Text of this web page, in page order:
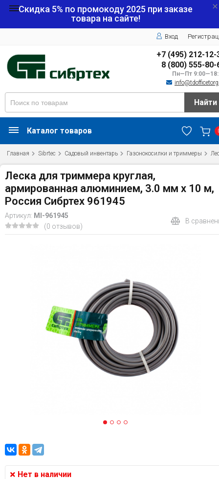
Скидка 5% по промокоду 2025 при заказе
товара на сайте!
Вход
+7 (495) 212-12-
8 (800) 555-80-
Пн—Пт
Найти
Каталог товаров
Главная Sibrtec Садовый инвентарь Газонокосилки и триммеры
Леска для триммера круглая,
армированная алюминием, 3.0 мм х 10 м,
Россия Сибртех 961945
Артикул: MI-961945
(0 отзывов)
В
Нет в наличии